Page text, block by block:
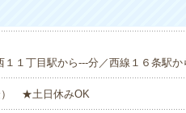
１１丁目駅から---分／西線１６条駅
） ★土日休みOK